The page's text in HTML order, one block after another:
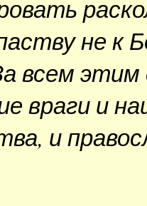
не к
всем
враги и
и